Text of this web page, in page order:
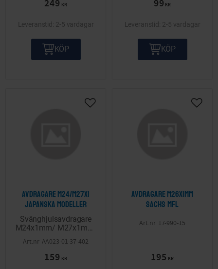
249 KR
2-5 vardagar
KÖP
99 KR
2-5 vardagar
KÖP
Avdragare M24/M27x1
Japanska modeller
Svänghjulsavdragare
M24x1mm/ M27x1mm.
Passar till Honda,
Suzuki, Yamaha mfl.
AA023-01-37-402
159 KR
Lägg till i önskelista
Avdragare M26x1mm
Sachs mfl
17-990-15
195 KR
Lägg